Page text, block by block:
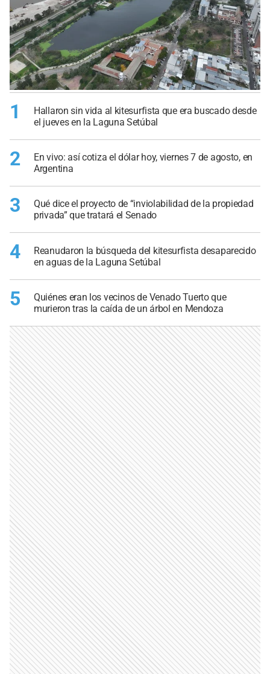
1
Hallaron sin vida al kitesurfista que era buscado desde
el jueves en la Laguna Setúbal
2
En vivo: así cotiza el dólar hoy, viernes 7 de agosto, en
Argentina
3
Qué dice el proyecto de “inviolabilidad de la propiedad
privada” que tratará el Senado
4
Reanudaron la búsqueda del kitesurfista desaparecido
en aguas de la Laguna Setúbal
5
Quiénes eran los vecinos de Venado Tuerto que
murieron tras la caída de un árbol en Mendoza